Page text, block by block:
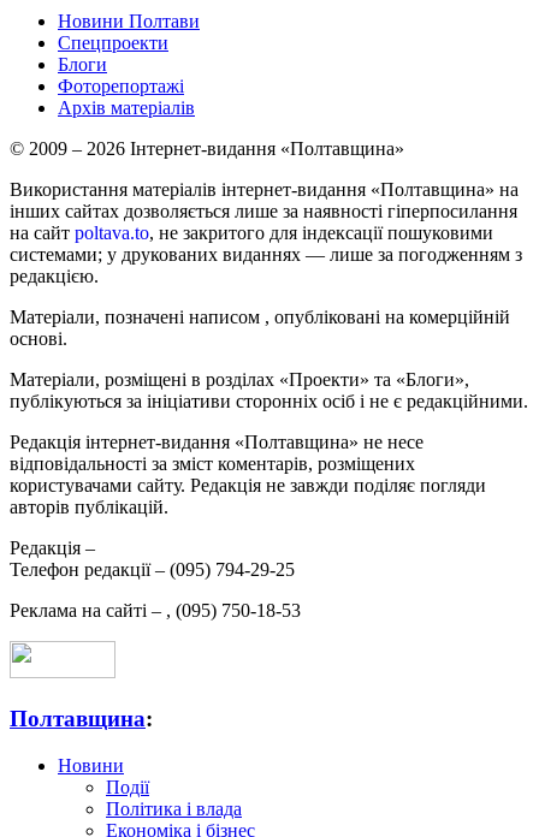
Новини Полтави
Спецпроекти
Блоги
Фоторепортажі
Архів матеріалів
© 2009 – 2026 Інтернет-видання «Полтавщина»
Використання матеріалів інтернет-видання «Полтавщина» на
інших сайтах дозволяється лише за наявності гіперпосилання
на сайт poltava.to, не закритого для індексації пошуковими
системами; у друкованих виданнях — лише за погодженням з
редакцією.
Матеріали, позначені написом , опубліковані на комерційній
основі.
Матеріали, розміщені в розділах «Проекти» та «Блоги»,
публікуються за ініціативи сторонніх осіб і не є редакційними.
Редакція інтернет-видання «Полтавщина» не несе
відповідальності за зміст коментарів, розміщених
користувачами сайту. Редакція не завжди поділяє погляди
авторів публікацій.
Редакція –
Телефон редакції – (095) 794-29-25
Реклама на сайті – , (095) 750-18-53
Полтавщина:
Новини
Події
Політика і влада
Економіка і бізнес